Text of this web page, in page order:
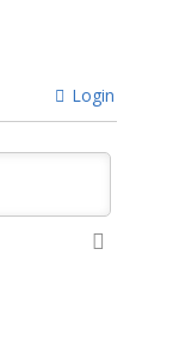
Login